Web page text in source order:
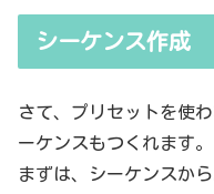
シーケンス作成
さて、プリセットを使
ーケンスもつくれます。
まずは、シーケンスから